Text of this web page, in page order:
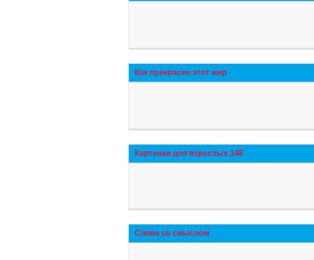
Как прекрасен этот мир
Картинки для взрослых 148
Слова со смыслом